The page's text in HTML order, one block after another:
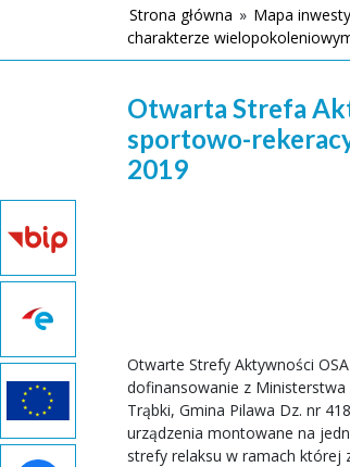
Strona główna » Mapa
charakterze
Otwarta Strefa
sportowo-
2019
Otwarte Strefy Aktywności
dofinansowanie z
Trąbki, Gmina Pilawa Dz. nr
urządzenia montowane na
strefy relaksu w ramach której